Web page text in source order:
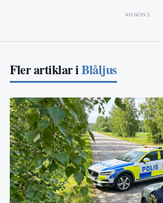
ANNONS
Fler artiklar iBlåljus